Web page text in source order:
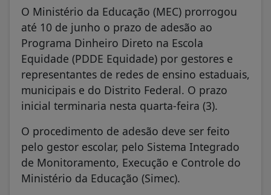
O Ministério da Educação (MEC) prorrogou
até 10 de junho o prazo de adesão ao
Programa Dinheiro Direto na Escola
Equidade (PDDE Equidade) por gestores e
representantes de redes de ensino estaduais,
municipais e do Distrito Federal. O prazo
inicial terminaria nesta quarta-feira (3).
O procedimento de adesão deve ser feito
pelo gestor escolar, pelo Sistema Integrado
de Monitoramento, Execução e Controle do
Ministério da Educação (Simec).